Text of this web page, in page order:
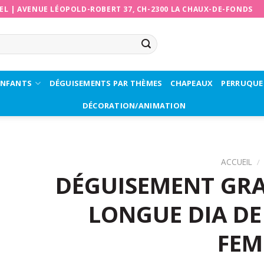
|AVENUE LÉOPOLD-ROBERT 37, CH-2300 LA CHAUX-DE-FONDS
DÉGUISEMENTS PAR THÈMES CHAPEAUX
DÉCORATION/ANIMATION
ACCUEIL /
DÉGUISEMENT
LONGUE DIA